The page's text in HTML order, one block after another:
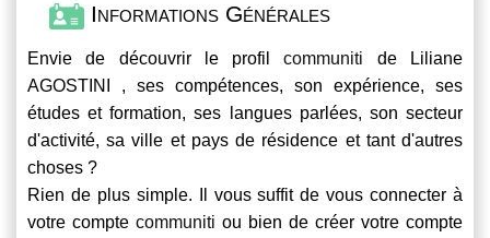
Informations Générales
Envie de découvrir le profilcommuniti de Liliane
AGOSTINI , ses compétences, son expérience, ses
études et formation, ses langues parlées, son secteur
d'activité, sa ville et pays de résidence et tant d'autres
choses ?
Rien de plus simple. Il vous suffit de vous connecter à
votre compte communiti ou bien de créer votre compte